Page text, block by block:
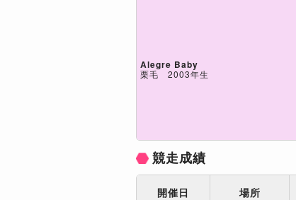
Alegre Baby
栗毛 2003年生
競走成績
開催日 場所